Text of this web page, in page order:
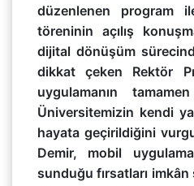
düzenlenen program
töreninin açılış
dijital dönüşüm
dikkat çeken Rektör
uygulamanın
Üniversitemizin kendi
hayata geçirildiğini
Demir, mobil
sunduğu fırsatları imkân